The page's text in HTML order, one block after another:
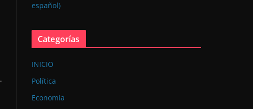
.
español)
Categorías
INICIO
Política
Economía